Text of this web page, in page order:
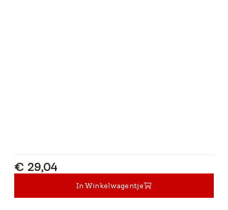
€ 29,04
€ 29,04
In Winkelwagentje